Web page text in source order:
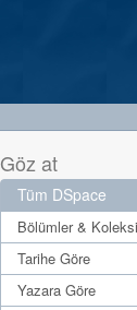
Göz at
Tüm DSpace
Bölümler &
Tarihe Göre
Yazara Göre